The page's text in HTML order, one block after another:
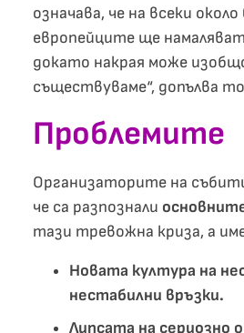
означава, че на всеки
европейците ще
докато накрая може
съществуваме“, допълва
Проблемите
Организаторите на
че са разпознали
тази тревожна криза, а
Новата култура на
нестабилни връзки.
Липсата на сериозно